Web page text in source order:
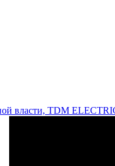
власти, TDM